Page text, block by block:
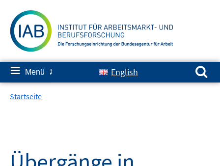
zum
Inhalt
≡ Menü ✘ English
Suchen nach:
Startseite